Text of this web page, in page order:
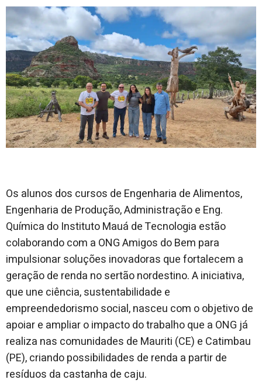
Os alunos dos cursos de Engenharia de Alimentos,
Engenharia de Produção, Administração e Eng.
Química do Instituto Mauá de Tecnologia estão
colaborando com a ONG Amigos do Bem para
impulsionar soluções inovadoras que fortalecem a
geração de renda no sertão nordestino. A iniciativa,
que une ciência, sustentabilidade e
empreendedorismo social, nasceu com o objetivo de
apoiar e ampliar o impacto do trabalho que a ONG já
realiza nas comunidades de Mauriti (CE) e Catimbau
(PE), criando possibilidades de renda a partir de
resíduos da castanha de caju.